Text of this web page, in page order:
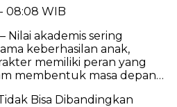
08:08 WIB
Nilai akademis sering
keberhasilan anak,
memiliki peran yang
membentuk masa depan…